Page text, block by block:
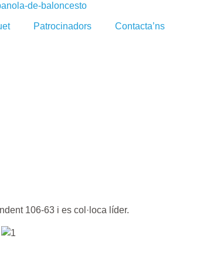
Patrocinadors Contacta’ns
106-63 i es col·loca líder.